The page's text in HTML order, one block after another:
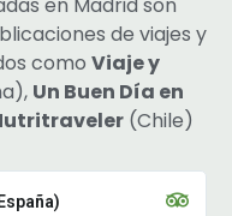
de viajes y
comoViaje y
Un Buen Día en
(Chile)